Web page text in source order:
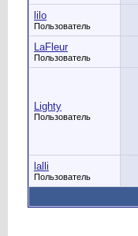
lilo
Пользователь
LaFleur
Пользователь
Lighty
Пользователь
lalli
Пользователь